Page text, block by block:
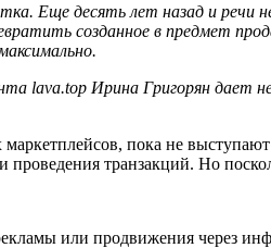
Еще десять лет назад и
созданное в предмет
lava.top Ирина Григорян дает
пока не
транзакций. Но
или продвижения через